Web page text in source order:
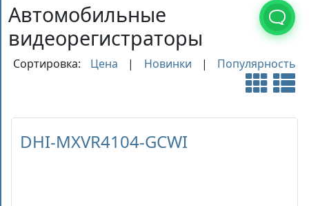
Автомобильные
видеорегистраторы
Сортировка: Цена | Новинки | Популярность
DHI-MXVR4104-GCWI